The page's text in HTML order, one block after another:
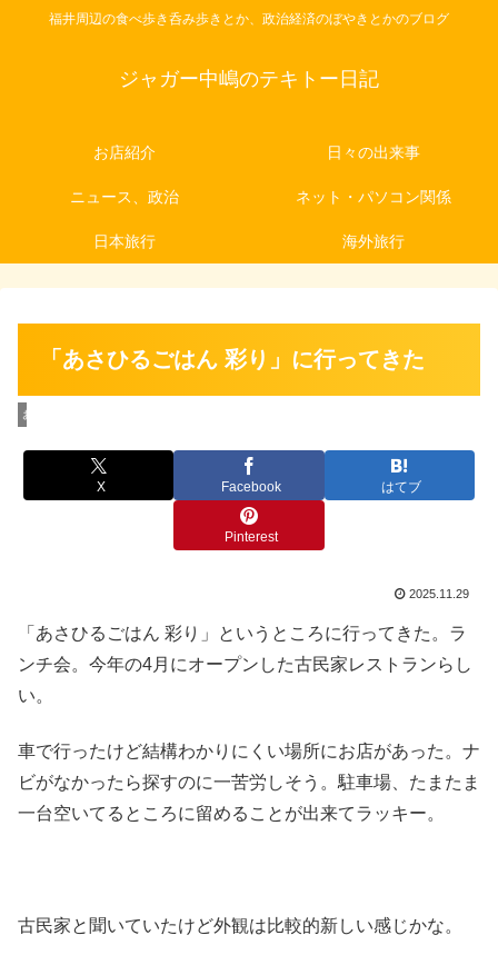
福井周辺の食べ歩き呑み歩きとか、政治経済のぼやきとかのブログ
ジャガー中嶋のテキトー日記
お店紹介 日々の出来事
ニュース、政治 ネット・パソコン関係
日本旅行 海外旅行
「あさひるごはん 彩り」に行ってきた
お店紹介
X Facebook はてブ
Pinterest
2025.11.29
「あさひるごはん 彩り」というところに行ってきた。ラ
ンチ会。今年の4月にオープンした古民家レストランらし
い。
車で行ったけど結構わかりにくい場所にお店があった。ナ
ビがなかったら探すのに一苦労しそう。駐車場、たまたま
一台空いてるところに留めることが出来てラッキー。
古民家と聞いていたけど外観は比較的新しい感じかな。